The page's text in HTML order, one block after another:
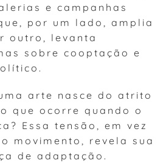
e campanhas
por um lado, amplia
outro, levanta
sobre cooptação e
arte nasce do atrito
que ocorre quando o
Essa tensão, em vez
movimento, revela sua
de adaptação.